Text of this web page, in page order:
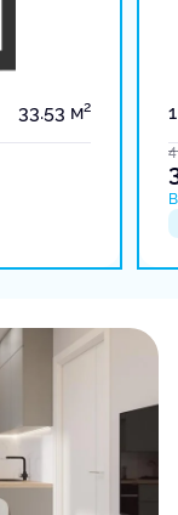
33.53 м2